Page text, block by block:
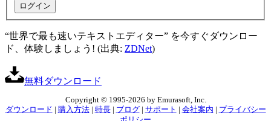
ログイン
“世界で最も速いテキストエディター” を今すぐダウンロー
ド、体験しましょう! (出典: ZDNet)
無料ダウンロード
Copyright © 1995-2026 by Emurasoft, Inc.
ダウンロード | 購入方法| 特長| ブログ| サポート | 会社案内 | プライバシー